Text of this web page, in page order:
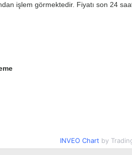
işlem görmektedir. Fiyatı son 24
INVEO Chart by